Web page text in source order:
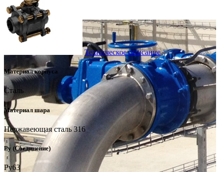
Техническое описание
Материал корпуса
Сталь
Материал шара
Нержавеющая сталь 316
Ру (Соединение)
Ру63